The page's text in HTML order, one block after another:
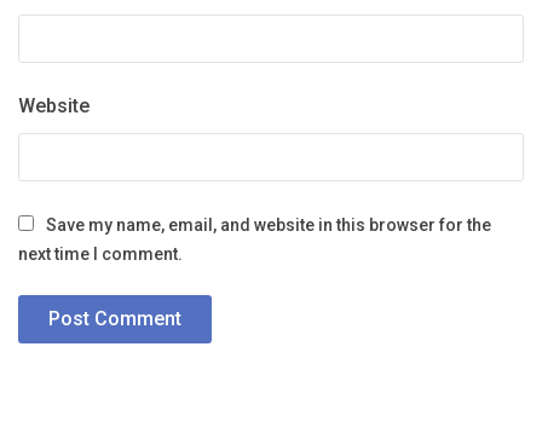
Website
Save my name, email, and website in this browser for the
next time I comment.